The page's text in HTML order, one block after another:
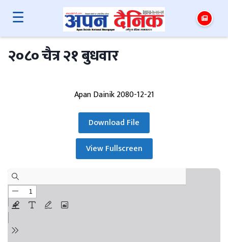
☰
२०८० चैत्र २१ बुधवार
Apan Dainik 2080-12-21
Download File
View Fullscreen